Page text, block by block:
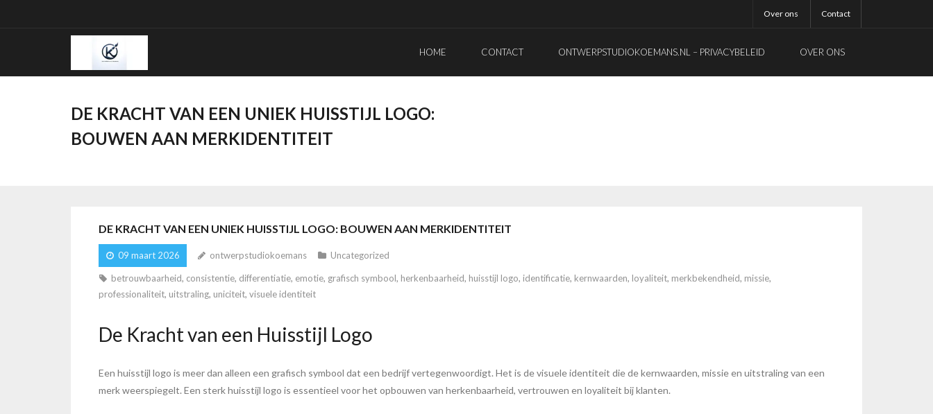
Over ons Contact
HOME CONTACT ONTWERPSTUDIOKOEMANS.NL – PRIVACYBELEID OVER ONS
DE KRACHT VAN EEN UNIEK HUISSTIJL LOGO:
BOUWEN AAN MERKIDENTITEIT
DE KRACHT VAN EEN UNIEK HUISSTIJL LOGO: BOUWEN AAN MERKIDENTITEIT
09 maart 2026 ontwerpstudiokoemans Uncategorized
betrouwbaarheid, consistentie, differentiatie, emotie, grafisch symbool, herkenbaarheid, huisstijl logo, identificatie, kernwaarden, loyaliteit, merkbekendheid, missie,
professionaliteit, uitstraling, uniciteit, visuele identiteit
De Kracht van een Huisstijl Logo
Een huisstijl logo is meer dan alleen een grafisch symbool dat een bedrijf vertegenwoordigt. Het is de visuele identiteit die de kernwaarden, missie en uitstraling van een
merk weerspiegelt. Een sterk huisstijl logo is essentieel voor het opbouwen van herkenbaarheid, vertrouwen en loyaliteit bij klanten.